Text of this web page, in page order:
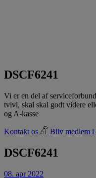
DSCF6241
Vi er en del af
tvivl, skal skal godt videre
og A-kasse
Kontakt os Bliv medlem i
DSCF6241
08. apr 2022